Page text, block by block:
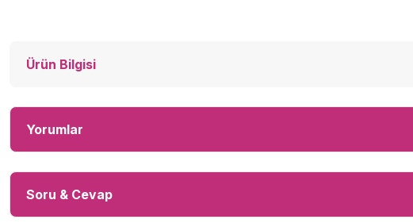
Ürün Bilgisi
Yorumlar
Soru & Cevap